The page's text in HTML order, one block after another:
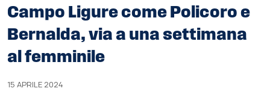
Campo Ligure come Policoro e
Bernalda, via a una settimana
al femminile
15 APRILE 2024